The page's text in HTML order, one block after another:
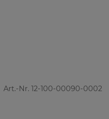
Art.-Nr. 12-100-00090-0002